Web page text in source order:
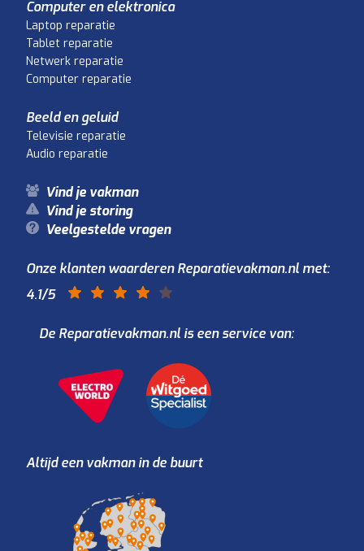
Computer en elektronica
Laptop reparatie
Tablet reparatie
Netwerk reparatie
Computer reparatie
Beeld en geluid
Televisie reparatie
Audio reparatie
Vind je vakman
Vind je storing
Veelgestelde vragen
Onze klanten waarderen Reparatievakman.nl met:
4.1/5
De Reparatievakman.nl is een service van:
Altijd een vakman in de buurt